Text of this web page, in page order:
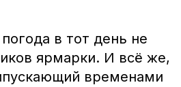
в тот день не
ярмарки. И всё же,
временами